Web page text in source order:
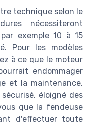
technique selon le
nécessiteront
exemple 10 à 15
Pour les modèles
à ce que le moteur
endommager
et la maintenance,
éloigné des
que la fendeuse
d'effectuer toute